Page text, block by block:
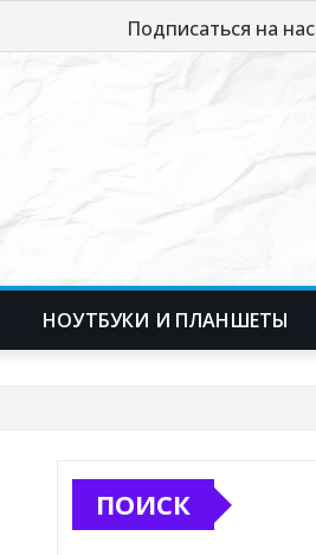
Подписаться на нас
НОУТБУКИ И ПЛАНШЕТЫ
ПОИСК